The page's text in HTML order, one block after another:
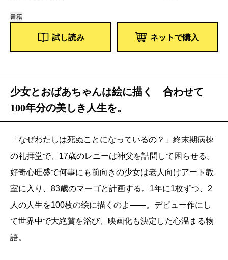
書籍
試し読み ネットで購入
少女とおばあちゃんは絵に描く 合わせて
100年分の美しき人生を。
「なぜわたしは死ぬことになっているの？」終末期病棟
の礼拝堂で、17歳のレニーは神父を詰問して困らせる。
好奇心旺盛で何事にも前向きの少女は老人向けアート教
室に入り、83歳のマーゴと計画する。1年に1枚ずつ、2
人の人生を100枚の絵に描くのよ――。デビュー作にし
て世界中で大絶賛を浴び、映画化も決定した心温まる物
語。